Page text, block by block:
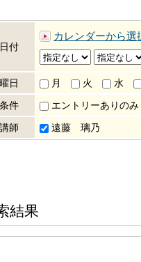
日付
カレンダーから選
曜日
月 火 水
条件
エントリーありのみ
講師
遠藤 璃乃
結果